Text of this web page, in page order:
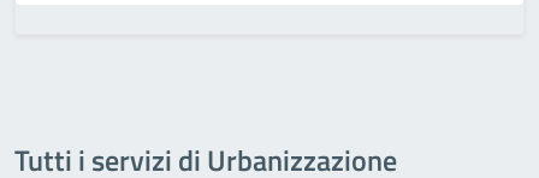
Tutti i servizi di Urbanizzazione